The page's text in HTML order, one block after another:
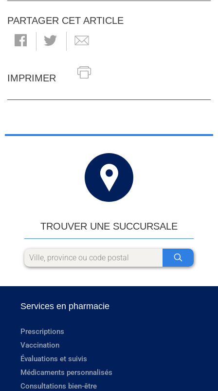
PARTAGER CET ARTICLE
IMPRIMER
TROUVER UNE SUCCURSALE
Services en pharmacie
Prescriptions
Vaccination
Évaluations et suivis
Médicaments personnalisés
Consultations bien-être